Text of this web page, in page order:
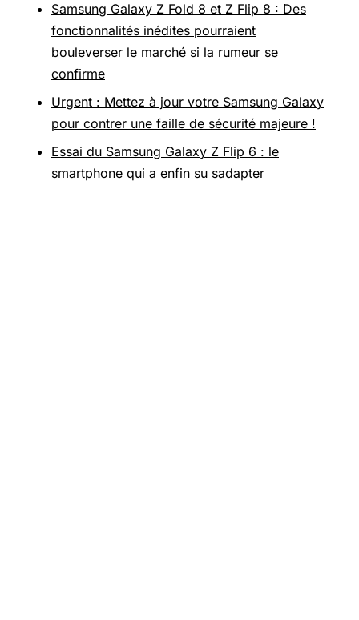
Samsung Galaxy Z Fold 8 et Z Flip 8 : Des
fonctionnalités inédites pourraient
bouleverser le marché si la rumeur se
confirme
Urgent : Mettez à jour votre Samsung Galaxy
pour contrer une faille de sécurité majeure !
Essai du Samsung Galaxy Z Flip 6 : le
smartphone qui a enfin su sadapter